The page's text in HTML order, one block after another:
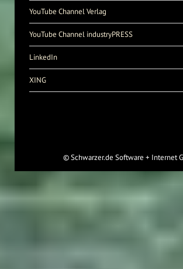
YouTube Channel Verlag
YouTube Channel industryPRESS
LinkedIn
XING
©Schwarzer.de Software + Internet